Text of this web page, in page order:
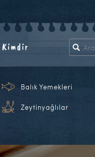
Kimdir
Balık Yemekleri
Zeytinyağlılar